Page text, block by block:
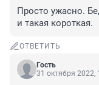
Просто ужасно.
и такая короткая.
ОТВЕТИТЬ
Гость
31 октября 2022,